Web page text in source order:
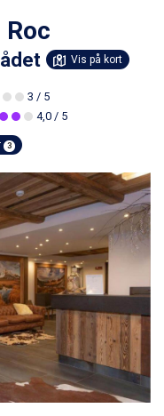
Roc
Vis på kort
3 / 5
4,0/ 5
3